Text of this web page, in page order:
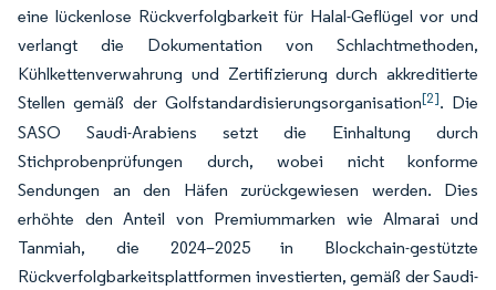
eine lückenlose Rückverfolgbarkeit für Halal-Geflügel vor und
verlangt die Dokumentation von Schlachtmethoden,
Kühlkettenverwahrung und Zertifizierung durch akkreditierte
Stellen gemäß der Golfstandardisierungsorganisation[2]. Die
SASO Saudi-Arabiens setzt die Einhaltung durch
Stichprobenprüfungen durch, wobei nicht konforme
Sendungen an den Häfen zurückgewiesen werden. Dies
erhöhte den Anteil von Premiummarken wie Almarai und
Tanmiah, die 2024–2025 in Blockchain-gestützte
Rückverfolgbarkeitsplattformen investierten, gemäß der Saudi-